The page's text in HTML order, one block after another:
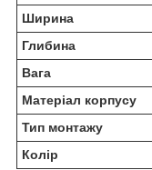
Ширина
Глибина
Вага
Матеріал корпусу
Тип монтажу
Колір